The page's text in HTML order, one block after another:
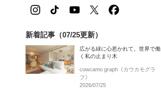
新着記事（07/25更新）
広がる緑に心惹かれて。世界で働
く私の止まり木
cowcamo graph《カウカモグラ
フ》
2026/07/25